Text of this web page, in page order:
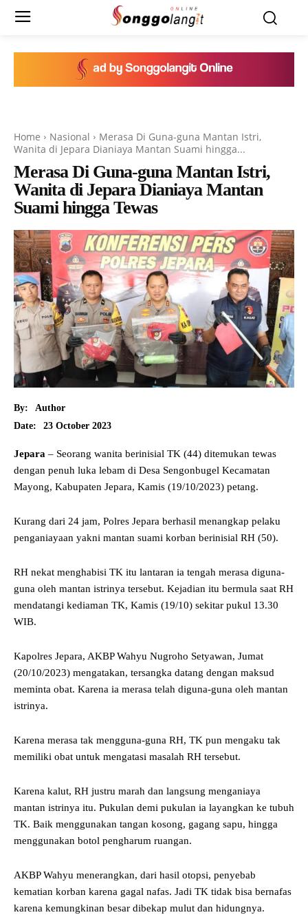
Home Nasional
Merasa Di Guna-guna Mantan Istri,
Wanita di Jepara Dianiaya Mantan Suami hingga...
Merasa Di Guna-guna Mantan Istri,
Wanita di Jepara Dianiaya Mantan
Suami hingga Tewas
By:
Author
Date:
23 October 2023
Jepara – Seorang wanita berinisial TK (44) ditemukan tewas
dengan penuh luka lebam di Desa Sengonbugel Kecamatan
Mayong, Kabupaten Jepara, Kamis (19/10/2023) petang.
Kurang dari 24 jam, Polres Jepara berhasil menangkap pelaku
penganiayaan yakni mantan suami korban berinisial RH (50).
RH nekat menghabisi TK itu lantaran ia tengah merasa diguna-
guna oleh mantan istrinya tersebut. Kejadian itu bermula saat RH
mendatangi kediaman TK, Kamis (19/10) sekitar pukul 13.30
WIB.
Kapolres Jepara, AKBP Wahyu Nugroho Setyawan, Jumat
(20/10/2023) mengatakan, tersangka datang dengan maksud
meminta obat. Karena ia merasa telah diguna-guna oleh mantan
istrinya.
Karena merasa tak mengguna-guna RH, TK pun mengaku tak
memiliki obat untuk mengatasi masalah RH tersebut.
Karena kalut, RH justru marah dan langsung menganiaya
mantan istrinya itu. Pukulan demi pukulan ia layangkan ke tubuh
TK. Baik menggunakan tangan kosong, gagang sapu, hingga
menggunakan botol pengharum ruangan.
AKBP Wahyu menerangkan, dari hasil otopsi, penyebab
kematian korban karena gagal nafas. Jadi TK tidak bisa bernafas
karena kemungkinan besar dibekap mulut dan hidungnya.